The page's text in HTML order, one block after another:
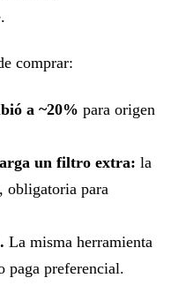
comprar:
a ~20% para origen
un filtro extra: la
obligatoria para
La misma herramienta
paga preferencial.